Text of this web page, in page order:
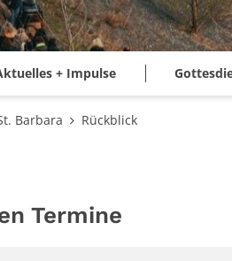
+ Impulse
Barbara Rückblick
Termine